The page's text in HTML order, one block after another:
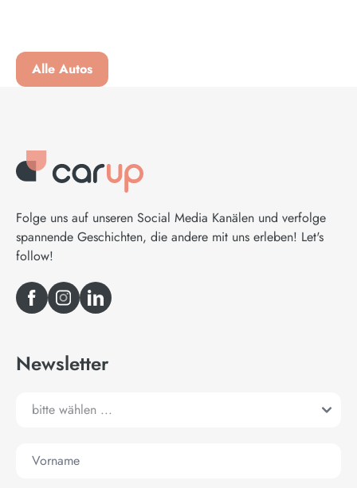
Alle Autos
Folge uns auf unseren Social Media Kanälen und verfolge
spannende Geschichten, die andere mit uns erleben! Let's
follow!
Newsletter